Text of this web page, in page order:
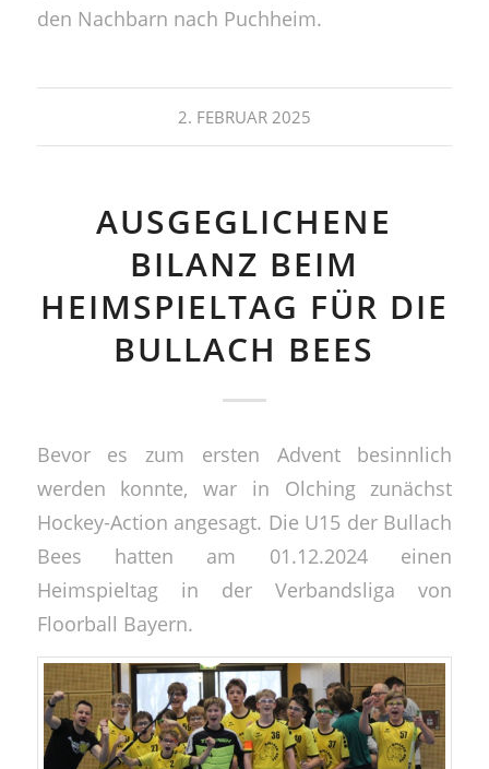
den Nachbarn nach Puchheim.
2. FEBRUAR 2025
AUSGEGLICHENE
BILANZ BEIM
HEIMSPIELTAG FÜR DIE
BULLACH BEES
Bevor es zum ersten Advent besinnlich
werden konnte, war in Olching zunächst
Hockey-Action angesagt. Die U15 der Bullach
Bees hatten am 01.12.2024 einen
Heimspieltag in der Verbandsliga von
Floorball Bayern.